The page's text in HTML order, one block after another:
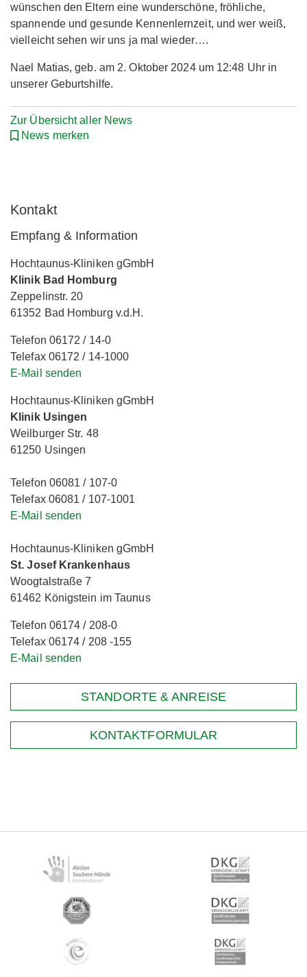
wünschen den Eltern eine wunderschöne, fröhliche,
spannende und gesunde Kennenlernzeit, und wer weiß,
vielleicht sehen wir uns ja mal wieder….
Nael Matias, geb. am 2. Oktober 2024 um 12:48 Uhr in
unserer Geburtshilfe.
Zur Übersicht aller News
News merken
Kontakt
Empfang & Information
Hochtaunus-Kliniken gGmbH
Klinik Bad Homburg
Zeppelinstr. 20
61352 Bad Homburg v.d.H.
Telefon 06172 / 14-0
Telefax 06172 / 14-1000
E-Mail senden
Hochtaunus-Kliniken gGmbH
Klinik Usingen
Weilburger Str. 48
61250 Usingen
Telefon 06081 / 107-0
Telefax 06081 / 107-1001
E-Mail senden
Hochtaunus-Kliniken gGmbH
St. Josef Krankenhaus
Woogtalstraße 7
61462 Königstein im Taunus
Telefon 06174 / 208-0
Telefax 06174 / 208 -155
E-Mail senden
STANDORTE & ANREISE
KONTAKTFORMULAR